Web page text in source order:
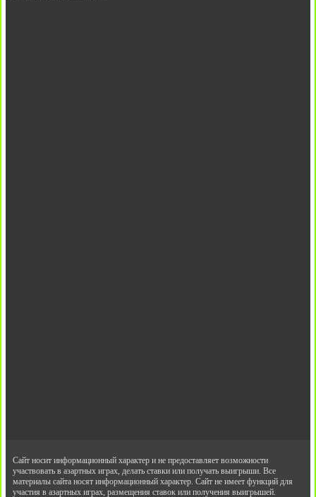
Сайт носит информационный характер и не предоставляет возможности
участвовать в азартных играх, делать ставки или получать выигрыши. Все
материалы сайта носят информационный характер. Сайт не имеет функций для
участия в азартных играх, размещения ставок или получения выигрышей.